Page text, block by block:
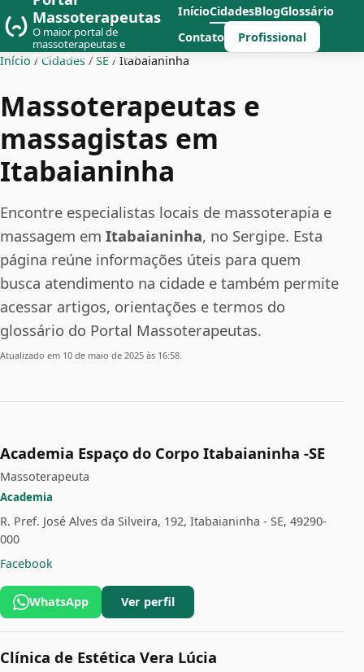
Massoterapeutas
O maior portal de
massoterapeutas e
massagistas do Brasil
InícioCidadesBlogGlossário
Contato
Profissional
Início / Cidades / SE / Itabaianinha
Massoterapeutas e
massagistas em
Itabaianinha
Encontre especialistas locais de massoterapia e
massagem em Itabaianinha, no Sergipe. Esta
página reúne informações úteis para quem
busca atendimento na cidade e também permite
acessar artigos, orientações e termos do
glossário do Portal Massoterapeutas.
Atualizado em 10 de maio de 2025 às 16:58.
Academia Espaço do Corpo Itabaianinha -SE
Massoterapeuta
Academia
R. Pref. José Alves da Silveira, 192, Itabaianinha - SE, 49290-
000
Facebook
WhatsApp Ver perfil
Clínica de Estética Vera Lúcia